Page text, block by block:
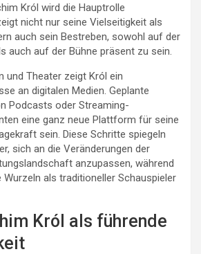
Król wird die Hauptrolle
nicht nur seine Vielseitigkeit als
auch sein Bestreben, sowohl auf der
auch auf der Bühne präsent zu sein.
und Theater zeigt Król ein
an digitalen Medien. Geplante
Podcasts oder Streaming-
eine ganz neue Plattform für seine
sein. Diese Schritte spiegeln
sich an die Veränderungen der
anzupassen, während
als traditioneller Schauspieler
Król als führende